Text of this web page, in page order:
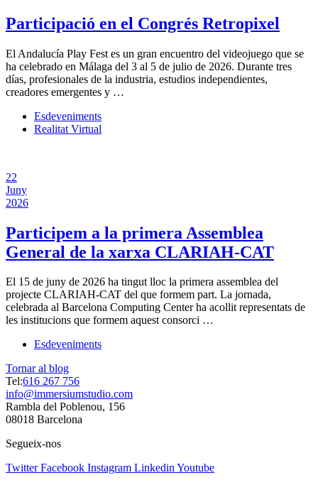
Participació en el Congrés Retropixel
El Andalucía Play Fest es un gran encuentro del videojuego que se
ha celebrado en Málaga del 3 al 5 de julio de 2026. Durante tres
días, profesionales de la industria, estudios independientes,
creadores emergentes y …
Esdeveniments
Realitat Virtual
22
Juny
2026
Participem a la primera Assemblea
General de la xarxa CLARIAH-CAT
El 15 de juny de 2026 ha tingut lloc la primera assemblea del
projecte CLARIAH-CAT del que formem part. La jornada,
celebrada al Barcelona Computing Center ha acollit representats de
les institucions que formem aquest consorci …
Esdeveniments
Tornar al blog
Tel:616 267 756
info@immersiumstudio.com
Rambla del Poblenou, 156
08018 Barcelona
Segueix-nos
Twitter Facebook Instagram LinkedinYoutube